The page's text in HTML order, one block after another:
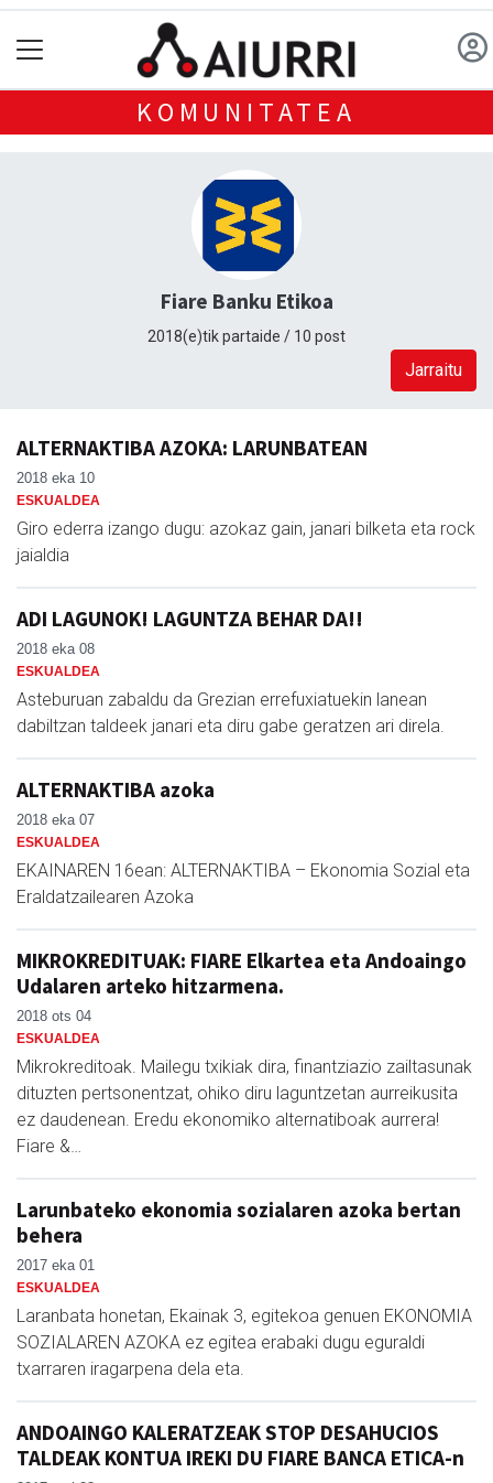
KOMUNITATEA
Fiare Banku Etikoa
2018(e)tik partaide / 10 post
Jarraitu
ALTERNAKTIBA AZOKA: LARUNBATEAN
2018 eka 10
ESKUALDEA
Giro ederra izango dugu: azokaz gain, janari bilketa eta rock
jaialdia
ADI LAGUNOK! LAGUNTZA BEHAR DA!!
2018 eka 08
ESKUALDEA
Asteburuan zabaldu da Grezian errefuxiatuekin lanean
dabiltzan taldeek janari eta diru gabe geratzen ari direla.
ALTERNAKTIBA azoka
2018 eka 07
ESKUALDEA
EKAINAREN 16ean: ALTERNAKTIBA – Ekonomia Sozial eta
Eraldatzailearen Azoka
MIKROKREDITUAK: FIARE Elkartea eta Andoaingo
Udalaren arteko hitzarmena.
2018 ots 04
ESKUALDEA
Mikrokreditoak. Mailegu txikiak dira, finantziazio zailtasunak
dituzten pertsonentzat, ohiko diru laguntzetan aurreikusita
ez daudenean. Eredu ekonomiko alternatiboak aurrera!
Fiare &…
Larunbateko ekonomia sozialaren azoka bertan
behera
2017 eka 01
ESKUALDEA
Laranbata honetan, Ekainak 3, egitekoa genuen EKONOMIA
SOZIALAREN AZOKA ez egitea erabaki dugu eguraldi
txarraren iragarpena dela eta.
ANDOAINGO KALERATZEAK STOP DESAHUCIOS
TALDEAK KONTUA IREKI DU FIARE BANCA ETICA-n